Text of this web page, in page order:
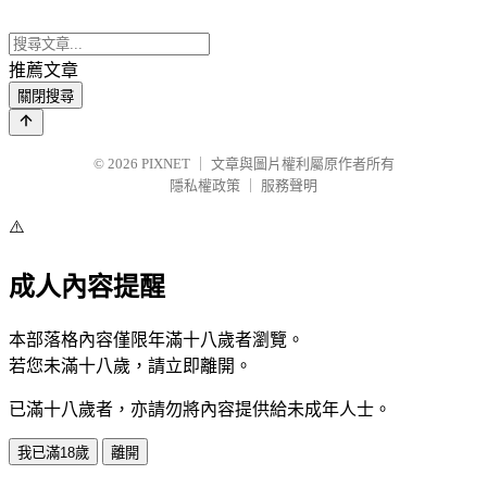
推薦文章
關閉搜尋
© 2026 PIXNET
文章與圖片權利屬原作者所有
隱私權政策
服務聲明
⚠️
成人內容提醒
本部落格內容僅限年滿十八歲者瀏覽。
若您未滿十八歲，請立即離開。
已滿十八歲者，亦請勿將內容提供給未成年人士。
我已滿18歲 離開